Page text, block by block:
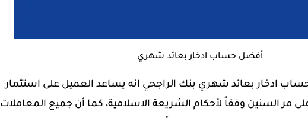
أفضل حساب ادخار بعائد شهري
ادخار بعائد شهري بنك الراجحي انه يساعد العميل على استثمار
على مر السنين وفقاً لأحكام الشريعة الاسلامية، كما أن جميع المعاملات